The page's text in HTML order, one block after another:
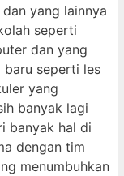
yang lainnya
seperti
dan yang
baru seperti les
yang
banyak lagi
banyak hal di
dengan tim
menumbuhkan